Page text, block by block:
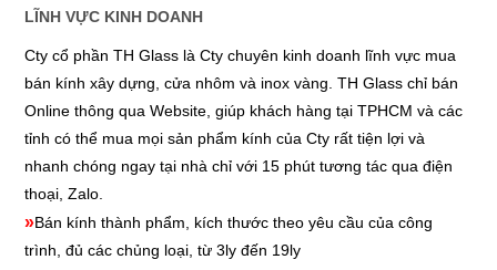
LĨNH VỰC KINH DOANH
Cty cổ phần TH Glass là Cty chuyên kinh doanh lĩnh vực mua
bán kính xây dựng, cửa nhôm và inox vàng. TH Glass chỉ bán
Online thông qua Website, giúp khách hàng tại TPHCM và các
tỉnh có thể mua mọi sản phẩm kính của Cty rất tiện lợi và
nhanh chóng ngay tại nhà chỉ với 15 phút tương tác qua điện
thoại, Zalo.
»Bán kính thành phẩm, kích thước theo yêu cầu của công
trình, đủ các chủng loại, từ 3ly đến 19ly